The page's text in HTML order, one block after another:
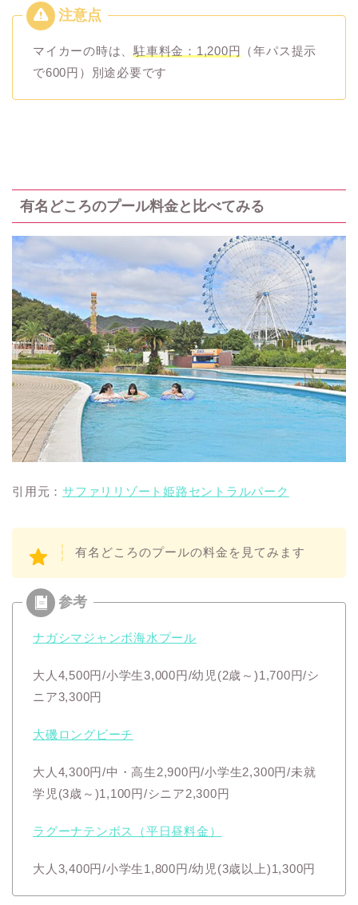
マイカーの時は、駐車料金：1,200円
（年パス提示
で600円）別途必要です
有名どころのプール料金と比べてみる
引用元：サファリリゾート姫路セントラルパーク
有名どころのプールの料金を見てみます
ナガシマジャンボ海水プール
大人4,500円/小学生3,000円/幼児(2歳～)1,700円/シ
ニア3,300円
大磯ロングビーチ
大人4,300円/中・高生2,900円/小学生2,300円/未就
学児(3歳～)1,100円/シニア2,300円
ラグーナテンボス（平日昼料金）
大人3,400円/小学生1,800円/幼児(3歳以上)1,300円